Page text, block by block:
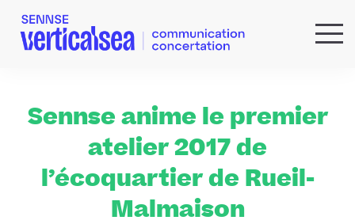
ACTUS & IDÉES
NEWSLETTER
Sennse anime le premier
atelier 2017 de
l’écoquartier de Rueil-
Malmaison